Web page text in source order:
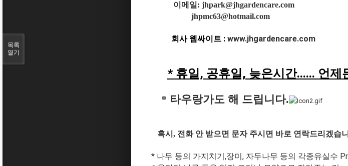
이메일: jhpark@jhgardencare.com
jhpmc63@hotmail.com
회사 웹싸이트 : www.jhgardencare.com
* 휴일, 공휴일, 늦은시간...... 언제
* 타우랑가도 해 드립니다.
혹시, 전화 안 받으면 문자 주시면 바로 연락드리겠습
* 나무 등의 가지치기,장미, 자두나무 등의 각종유실수
목록
열기